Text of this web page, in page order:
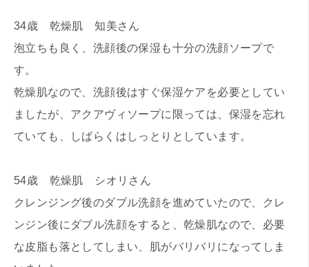
34歳 乾燥肌 知美さん
泡立ちも良く、洗顔後の保湿も十分の洗顔ソープで
す。
乾燥肌なので、洗顔後はすぐ保湿ケアを必要としてい
ましたが、アクアヴィソープに限っては、保湿を忘れ
ていても、しばらくはしっとりとしています。
54歳 乾燥肌 シオリさん
クレンジング後のダブル洗顔を進めていたので、クレ
ンジン後にダブル洗顔をすると、乾燥肌なので、必要
な皮脂も落としてしまい、肌がバリバリになってしま